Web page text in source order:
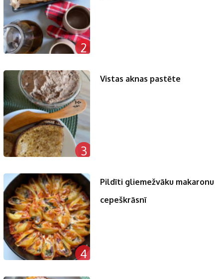
2
3
Vistas aknas pastēte
4
Pildīti gliemežvāku makaronu
cepeškrāsnī